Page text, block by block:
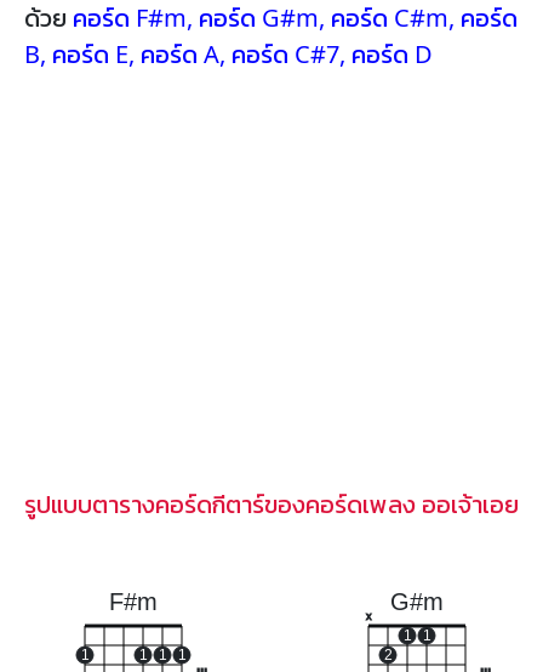
ด้วย คอร์ด F#m, คอร์ด G#m, คอร์ด C#m, คอร์ด
B, คอร์ด E, คอร์ด A, คอร์ด C#7, คอร์ด D
รูปแบบตารางคอร์ดกีตาร์ของคอร์ดเพลง ออเจ้าเอย
F#m
1 1 1 1
G#m
x
2
1 1